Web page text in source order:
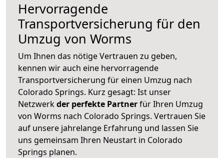
Hervorragende
Transportversicherung für den
Umzug von Worms
Um Ihnen das nötige Vertrauen zu geben,
kennen wir auch eine hervorragende
Transportversicherung für einen Umzug nach
Colorado Springs. Kurz gesagt: Ist unser
Netzwerkder perfekte Partnerfür Ihren Umzug
von Worms nach Colorado Springs. Vertrauen Sie
auf unsere jahrelange Erfahrung und lassen Sie
uns gemeinsam Ihren Neustart in Colorado
Springs planen.